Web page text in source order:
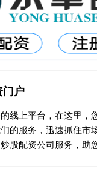
户
线上平台，在这里，
的服务，迅速抓住市
股配资公司服务，助